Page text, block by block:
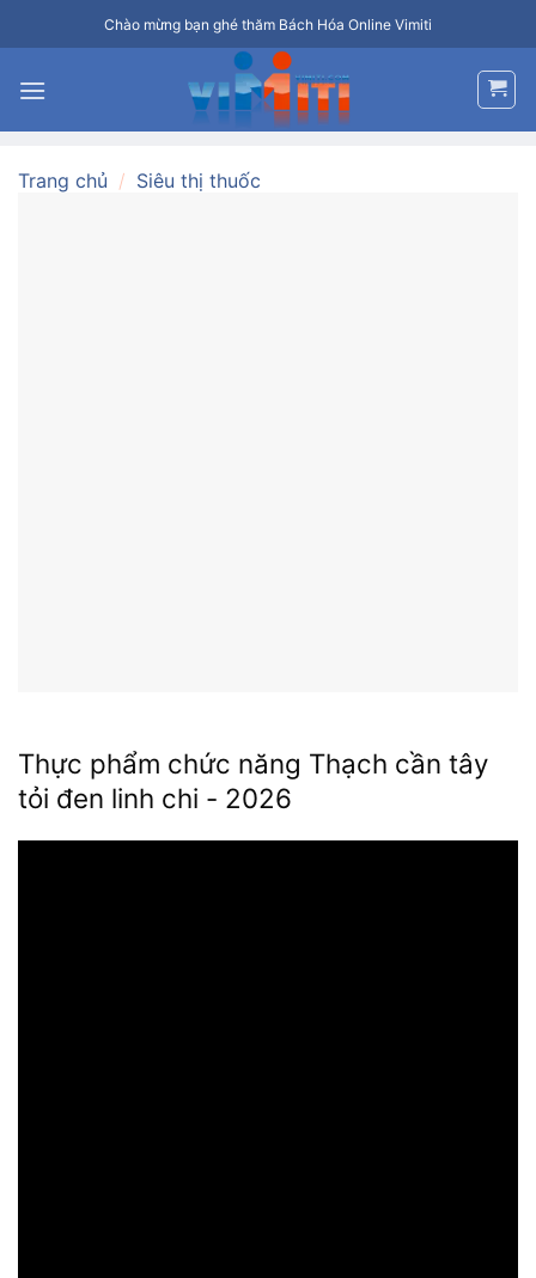
qua
dung
Chào mừng bạn ghé thăm Bách Hóa Online Vimiti
Trang chủ / Siêu thị thuốc
Thực phẩm chức năng Thạch cần tây
tỏi đen linh chi - 2026